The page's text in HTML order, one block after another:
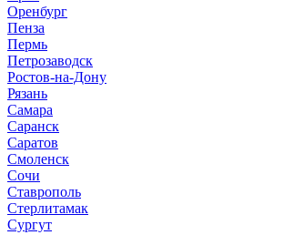
Оренбург
Пенза
Пермь
Петрозаводск
Ростов-на-Дону
Рязань
Самара
Саранск
Саратов
Смоленск
Сочи
Ставрополь
Стерлитамак
Сургут